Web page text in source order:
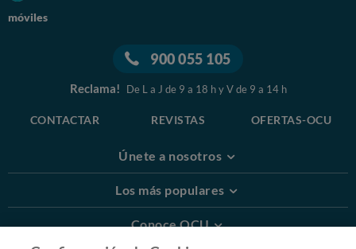
móviles
900 055 105
Reclama! De L a J de 9 a 18 h y V de 9 a 14 h
CONTACTAR REVISTAS OFERTAS-OCU
Únete a nosotros
Los más populares
Conoce OCU